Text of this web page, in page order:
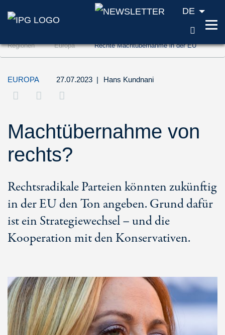
Zum Inhalt springen (Accesskey '1')
Zur Suche springen (Accesskey '2')
Zur Navigation springen (Accesskey '3')
DE
Regionen Europa Rechte Machtübernahme in der EU
EUROPA 27.07.2023 | Hans Kundnani
Machtübernahme von
rechts?
Rechtsradikale Parteien könnten zukünftig
in der EU den Ton angeben. Grund dafür
ist ein Strategiewechsel – und die
Kooperation mit den Konservativen.